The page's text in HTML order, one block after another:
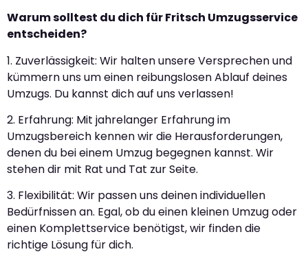
Warum solltest du dich für Fritsch Umzugsservice
entscheiden?
1. Zuverlässigkeit: Wir halten unsere Versprechen und
kümmern uns um einen reibungslosen Ablauf deines
Umzugs. Du kannst dich auf uns verlassen!
2. Erfahrung: Mit jahrelanger Erfahrung im
Umzugsbereich kennen wir die Herausforderungen,
denen du bei einem Umzug begegnen kannst. Wir
stehen dir mit Rat und Tat zur Seite.
3. Flexibilität: Wir passen uns deinen individuellen
Bedürfnissen an. Egal, ob du einen kleinen Umzug oder
einen Komplettservice benötigst, wir finden die
richtige Lösung für dich.